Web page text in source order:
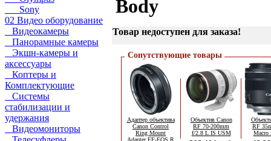
Sony
02 Видео оборудование
Видеокамеры
Панорамные камеры
Экшн-камеры и
аксессуары
Коптеры и
Комплектующие
Системы
стабилизации и
удержания
Видеомониторы
Body
Товар недоступен для заказа!
Сопутствующие товары
Адаптер объектива
Canon Control
Ring Mount
Adapter EF-EOS R
Объектив Canon
RF 70-200mm
f/2.8 L IS USM
RF
Macro